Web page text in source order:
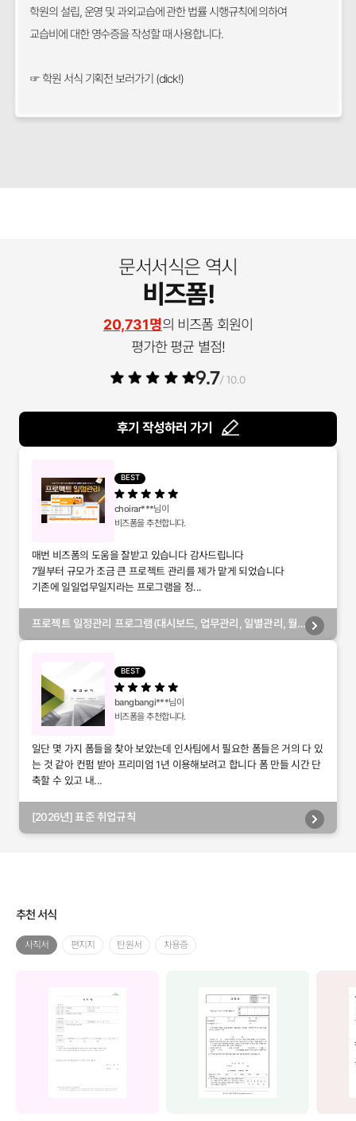
학원의 설립, 운영 및 과외교습에 관한 법률 시행규칙에 의하여
교습비에 대한 영수증을 작성할 때 사용합니다.
☞ 학원 서식 기획전 보러가기 (click!)
문서서식은 역시
비즈폼!
20,731명의 비즈폼 회원이
평가한 평균 별점!
9.7/ 10.0
후기 작성하러 가기
BEST
choirar***님이
비즈폼을 추천합니다.
매번 비즈폼의 도움을 잘받고 있습니다 감사드립니다
7월부터 규모가 조금 큰 프로젝트 관리를 제가 맡게 되었습니다
기존에 일일업무일지라는 프로그램을 정...
프로젝트 일정관리 프로그램(대시보드, 업무관리, 일별관리, 월
BEST
bangbangi***님이
비즈폼을 추천합니다.
일단 몇 가지 폼들을 찾아 보았는데 인사팀에서 필요한 폼들은 거의 다 있
는 것 같아 컨펌 받아 프리미엄 1년 이용해보려고 합니다 폼 만들 시간 단
축할 수 있고 내...
[2026년] 표준 취업규칙
추천 서식
사직서 편지지 탄원서 차용증